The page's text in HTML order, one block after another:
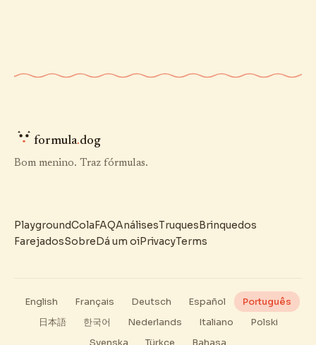
formula.dog
Bom menino. Traz fórmulas.
PlaygroundColaFAQAnálisesTruquesBrinquedos
FarejadosSobreDá um oiPrivacyTerms
English Français Deutsch Español
Português
日本語
한국어 Nederlands Italiano
Polski